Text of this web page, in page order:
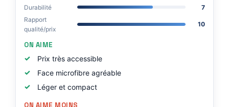
Durabilité
7
Rapport
qualité/prix
10
ON AIME
Prix très accessible
Face microfibre agréable
Léger et compact
ON AIME MOINS